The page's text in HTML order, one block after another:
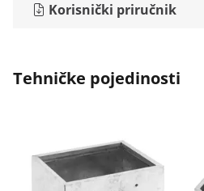
Korisnički priručnik
Tehničke pojedinosti